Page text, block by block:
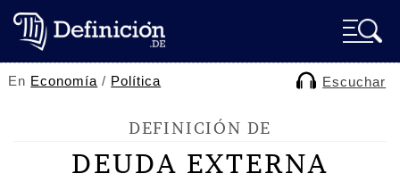
En Economía / Política Escuchar
DEFINICIÓN DE
DEUDA EXTERNA